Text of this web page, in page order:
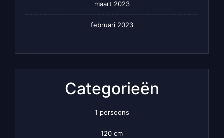
maart 2023
februari 2023
Categorieën
1 persoons
120 cm